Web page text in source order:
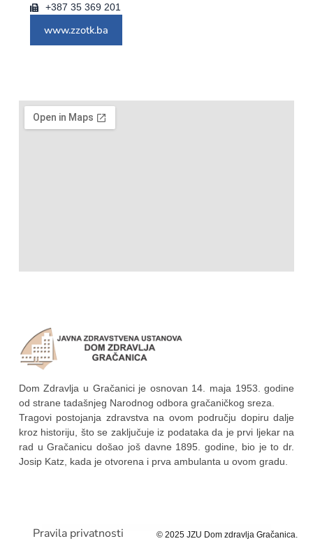
Dom Zdravlja u Gračanici je osnovan 14. maja 1953. godine
od strane tadašnjeg Narodnog odbora gračaničkog sreza.
Tragovi postojanja zdravstva na ovom području dopiru dalje
kroz historiju, što se zaključuje iz podataka da je prvi ljekar na
rad u Gračanicu došao još davne 1895. godine, bio je to dr.
Josip Katz, kada je otvorena i prva ambulanta u ovom gradu.
+387 35 369 201
www.zzotk.ba
Pravila privatnosti © 2025 JZU Dom zdravlja Gračanica.